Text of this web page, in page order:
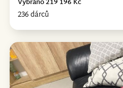
236 dárců
Vybráno 219 196 Kč